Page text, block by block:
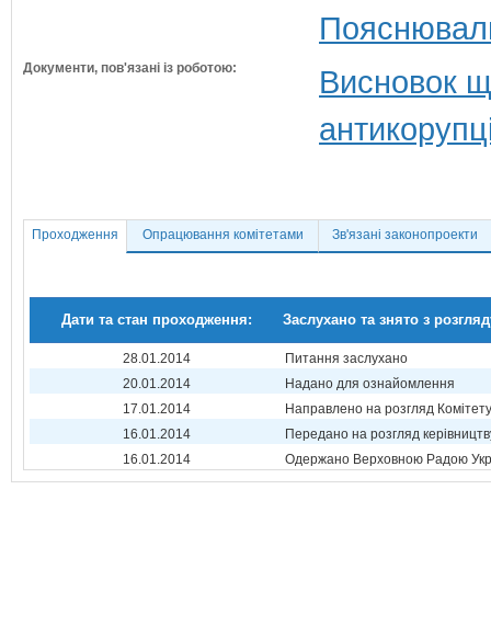
Документи, пов'язані із роботою:
Висновок
Проходження Опрацювання комітетами Зв'язані законопроекти
Дати та стан проходження: Заслухано та знято з
28.01.2014
Питання заслухано
20.01.2014
Надано для ознайомлення
17.01.2014
Направлено на розгляд Комітету
16.01.2014
Передано на розгляд
16.01.2014
Одержано Верховною Радою